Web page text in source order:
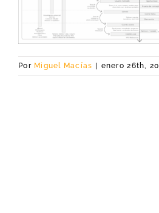
Por Miguel Macías enero 26th,